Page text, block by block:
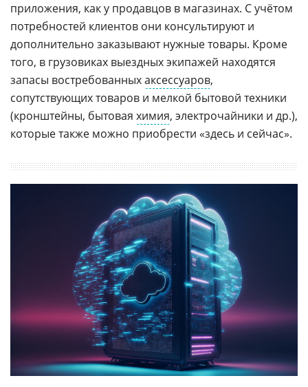
приложения, как у продавцов в магазинах. С учётом
потребностей клиентов они консультируют и
дополнительно заказывают нужные товары. Кроме
того, в грузовиках выездных экипажей находятся
запасы востребованныхаксессуаров,
сопутствующих товаров и мелкой бытовой техники
(кронштейны, бытовая химия, электрочайники и др.),
которые также можно приобрести «здесь и сейчас».